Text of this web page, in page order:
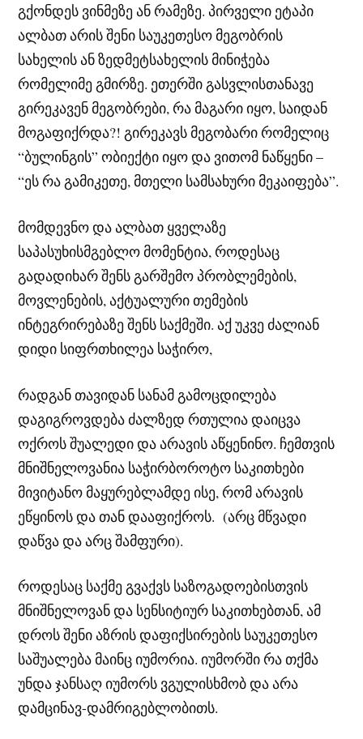
გქონდეს ვინმეზე ან რამეზე. პირველი ეტაპი
ალბათ არის შენი საუკეთესო მეგობრის
სახელის ან ზედმეტსახელის მინიჭება
რომელიმე გმირზე. ეთერში გასვლისთანავე
გირეკავენ მეგობრები, რა მაგარი იყო, საიდან
მოგაფიქრდა?! გირეკავს მეგობარი რომელიც
“ბულინგის” ობიექტი იყო და ვითომ ნაწყენი –
“ეს რა გამიკეთე, მთელი სამსახური მეკაიფება”.
მომდევნო და ალბათ ყველაზე
საპასუხისმგებლო მომენტია, როდესაც
გადადიხარ შენს გარშემო პრობლემების,
მოვლენების, აქტუალური თემების
ინტეგრირებაზე შენს საქმეში. აქ უკვე ძალიან
დიდი სიფრთხილეა საჭირო,
რადგან თავიდან სანამ გამოცდილება
დაგიგროვდება ძალზედ რთულია დაიცვა
ოქროს შუალედი და არავის აწყენინო. ჩემთვის
მნიშნელოვანია საჭირბოროტო საკითხები
მივიტანო მაყურებლამდე ისე, რომ არავის
ეწყინოს და თან დააფიქროს. (არც მწვადი
დაწვა და არც შამფური).
როდესაც საქმე გვაქვს საზოგადოებისთვის
მნიშნელოვან და სენსიტიურ საკითხებთან, ამ
დროს შენი აზრის დაფიქსირების საუკეთესო
საშუალება მაინც იუმორია. იუმორში რა თქმა
უნდა ჯანსაღ იუმორს ვგულისხმობ და არა
დამცინავ-დამრიგებლობითს.